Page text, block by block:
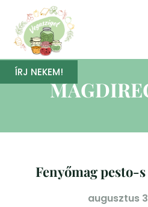
ÍRJ NEKEM!
Fenyőmag pesto-
augusztus